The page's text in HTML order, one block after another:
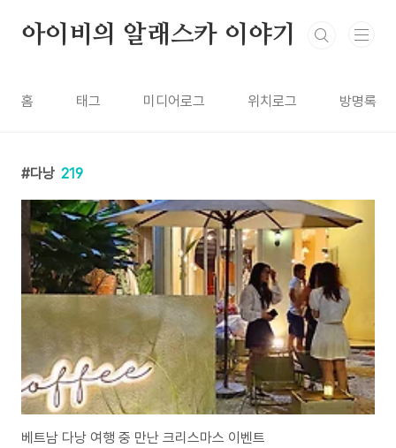
아이비의 알래스카 이야기
홈 태그 미디어로그 위치로그 방명록
다낭 219
베트남 다낭 여행 중 만난 크리스마스 이벤트